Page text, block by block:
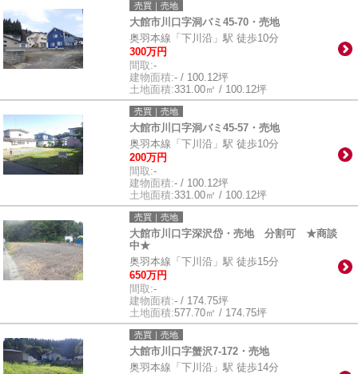
売買｜売地
大館市川口字洞バミ45-70・売地
奥羽本線「下川沿」駅 徒歩10分
300万円
間取:-
建物面積:- / 100.12坪
土地面積:331.00㎡ / 100.12坪
売買｜売地
大館市川口字洞バミ45-57・売地
奥羽本線「下川沿」駅 徒歩10分
200万円
間取:-
建物面積:- / 100.12坪
土地面積:331.00㎡ / 100.12坪
売買｜売地
大館市川口字深沢岱・売地 分割可 ★商談
中★
奥羽本線「下川沿」駅 徒歩15分
650万円
間取:-
建物面積:- / 174.75坪
土地面積:577.70㎡ / 174.75坪
売買｜売地
大館市川口字蟹沢7-172・売地
奥羽本線「下川沿」駅 徒歩14分